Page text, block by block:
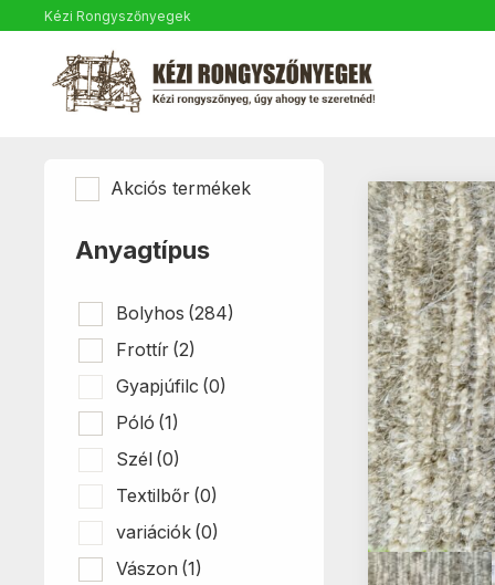
Kézi Rongyszőnyegek
Akciós termékek
Anyagtípus
Bolyhos (284)
Frottír (2)
Gyapjúfilc (0)
Póló (1)
Szél (0)
Textilbőr (0)
variációk (0)
Vászon (1)